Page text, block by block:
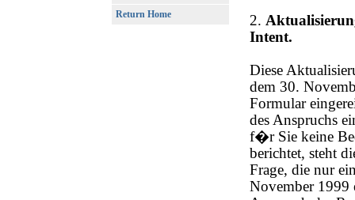
Return Home
2.
Intent.
Diese
dem 30.
Formular
des Anspruchs
f�r Sie keine
berichtet, steht
Frage, die nur
November 1999